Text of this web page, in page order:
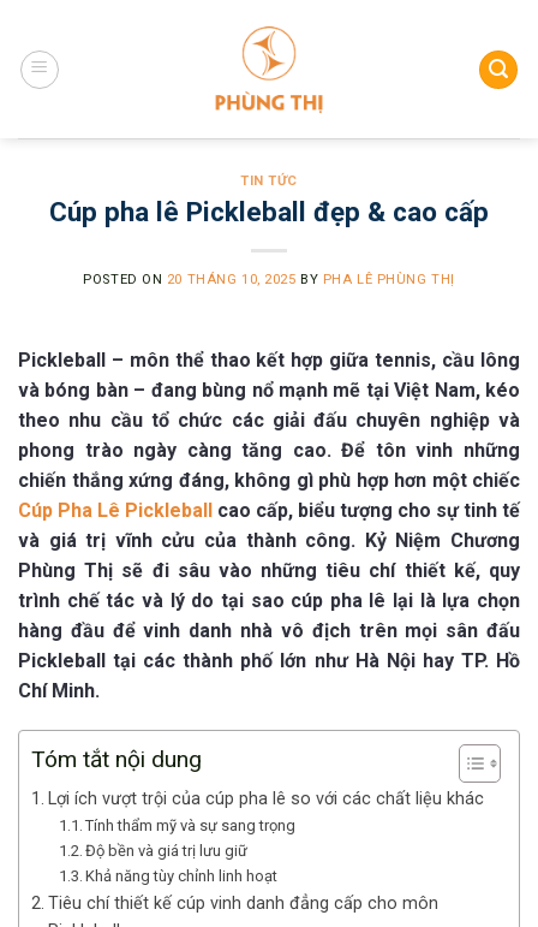
content
TIN TỨC
Cúp pha lê Pickleball đẹp & cao cấp
POSTED ON 20 THÁNG 10, 2025 BY PHA LÊ PHÙNG THỊ
Pickleball – môn thể thao kết hợp giữa tennis, cầu lông
và bóng bàn – đang bùng nổ mạnh mẽ tại Việt Nam, kéo
theo nhu cầu tổ chức các giải đấu chuyên nghiệp và
phong trào ngày càng tăng cao. Để tôn vinh những
chiến thắng xứng đáng, không gì phù hợp hơn một chiếc
Cúp Pha Lê Pickleball cao cấp, biểu tượng cho sự tinh tế
và giá trị vĩnh cửu của thành công. Kỷ Niệm Chương
Phùng Thị sẽ đi sâu vào những tiêu chí thiết kế, quy
trình chế tác và lý do tại sao cúp pha lê lại là lựa chọn
hàng đầu để vinh danh nhà vô địch trên mọi sân đấu
Pickleball tại các thành phố lớn như Hà Nội hay TP. Hồ
Chí Minh.
Tóm tắt nội dung
Lợi ích vượt trội của cúp pha lê so với các chất liệu khác
Tính thẩm mỹ và sự sang trọng
Độ bền và giá trị lưu giữ
Khả năng tùy chỉnh linh hoạt
Tiêu chí thiết kế cúp vinh danh đẳng cấp cho môn